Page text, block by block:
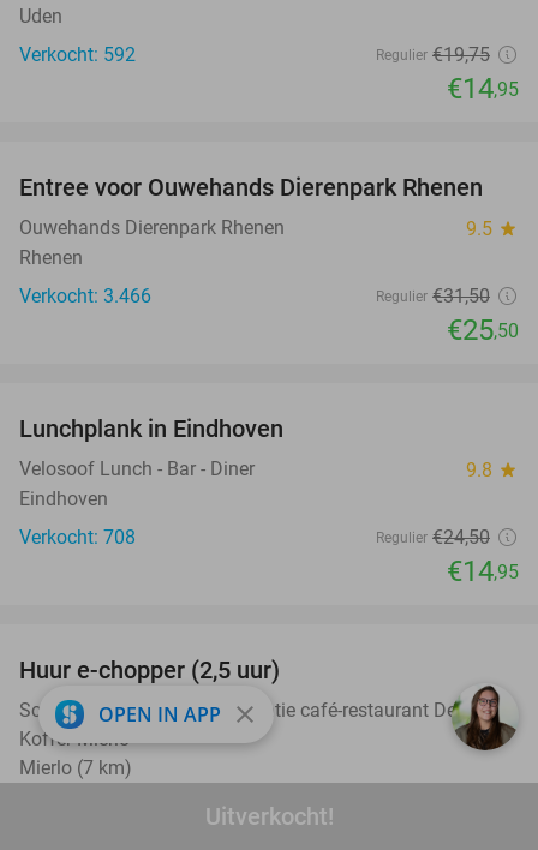
Uitverkocht!
Uden
Verkocht: 592
Regulier €19,75
€14,95
19%
Entree voor Ouwehands Dierenpark Rhenen
Ouwehands Dierenpark Rhenen 9.5 star
Rhenen
Verkocht: 3.466
Regulier €31,50
€25,50
Lunchplank in Eindhoven
Velosoof Lunch - Bar - Diner 9.8 star
Eindhoven
Verkocht: 708
Regulier €24,50
€14,95
25%
Huur e-chopper (2,5 uur)
Scooter Center Helmond - locatie café-restaurant De
Koffer Mierlo
9.5star
Mierlo (7 km)
OPEN IN APP close